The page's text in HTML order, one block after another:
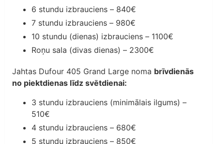
6 stundu izbrauciens – 840€
7 stundu izbrauciens – 980€
10 stundu (dienas) izbrauciens – 1100€
Roņu sala (divas dienas) – 2300€
Jahtas Dufour 405 Grand Large noma brīvdienās
no piektdienas līdz svētdienai:
3 stundu izbrauciens (minimālais ilgums) –
510€
4 stundu izbrauciens – 680€
5 stundu izbrauciens – 850€